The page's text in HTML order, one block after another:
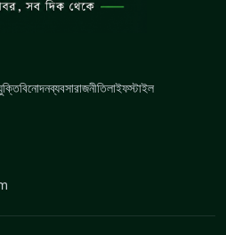
বিনোদনব্যবসারাজনীতিলাইফস্টাইল